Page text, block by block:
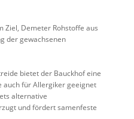
Ziel, Demeter Rohstoffe aus
der gewachsenen
bietet der Bauckhof eine
auch für Allergiker geeignet
alternative
und fördert samenfeste